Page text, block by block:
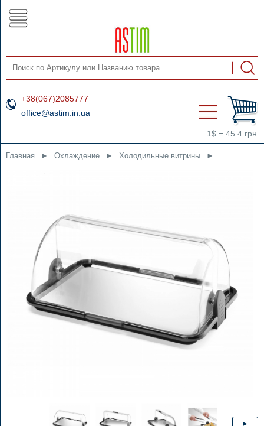
+38(067)2085777
office@astim.in.ua
1$ = 45.4 грн
Главная ► Охлаждение ► Холодильные витрины ►